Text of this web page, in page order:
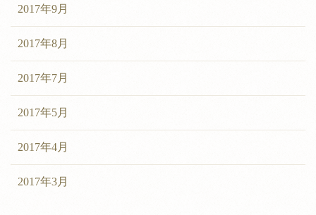
2017年9月
2017年8月
2017年7月
2017年5月
2017年4月
2017年3月